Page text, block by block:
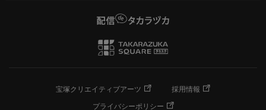
宝塚クリエイティブアーツ
採用情報
プライバシーポリシー